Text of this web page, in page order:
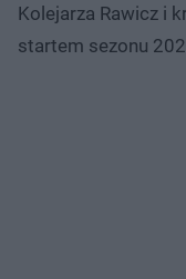
Kolejarza Rawicz i
startem sezonu